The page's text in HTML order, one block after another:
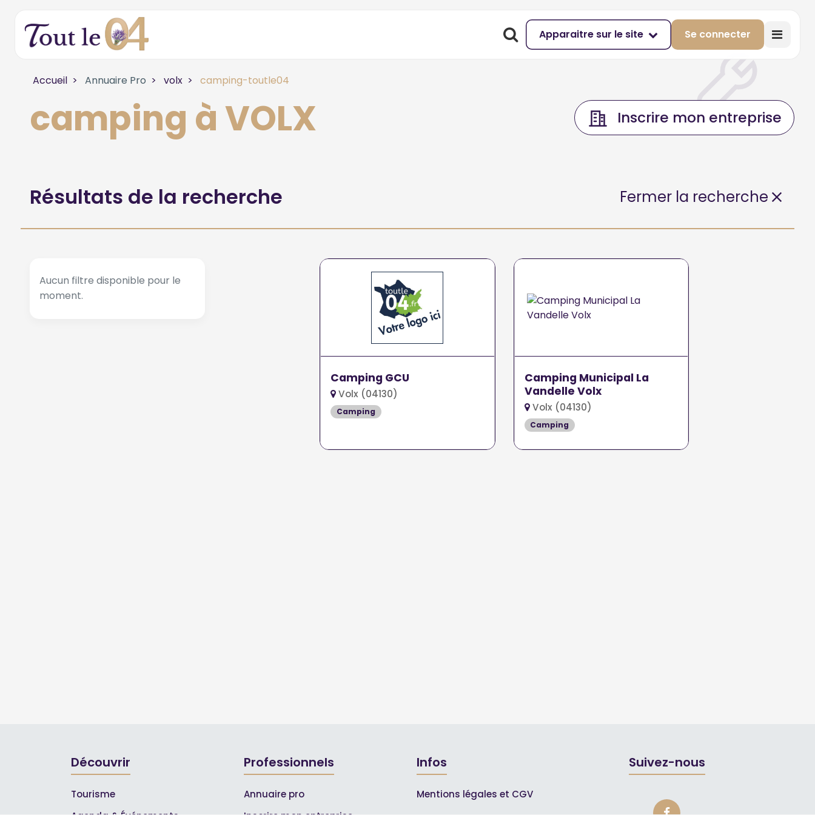
Apparaitre sur le site Se connecter
Accueil Annuaire Pro volx camping-toutle04
camping à VOLX Inscrire mon entreprise
Résultats de la recherche Fermer la recherche
Aucun filtre disponible pour le
moment.
Camping GCU
Volx (04130)
Camping
Camping Municipal La
Vandelle Volx
Volx (04130)
Camping
Découvrir
Tourisme
Professionnels
Annuaire pro
Infos
Mentions légales et CGV
Suivez-nous